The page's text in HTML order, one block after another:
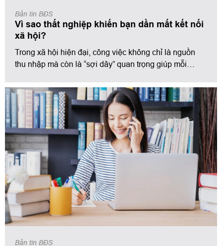
Bản tin BĐS
Vì sao thất nghiệp khiến bạn dần mất kết nối
xã hội?
Trong xã hội hiện đại, công việc không chỉ là nguồn
thu nhập mà còn là “sợi dây” quan trọng giúp mỗi
rơi vào tình trạng thất nghiệp, rất nhiều người nhận ra
rằng họ không chỉ mất đi công việc mà còn dần mất kết
nối xã hội một cách âm thầm nhưng sâu sắc. Vì sao
thất nghiệp lại có tác động mạnh mẽ đến đời sống xã
hội của con người đến như vậy? Bài viết dưới đây sẽ
phân tích những nguyên nhân tâm lý – xã hội phổ biến
và giúp bạn hiểu rõ cơ chế đằng sau sự xa cách này.
Bản tin BĐS